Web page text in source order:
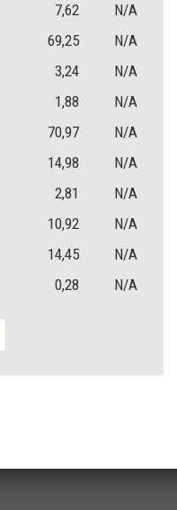
7,62
N/A
69,25
N/A
3,24
N/A
1,88
N/A
70,97
N/A
14,98
N/A
2,81
N/A
10,92
N/A
14,45
N/A
0,28 N/A